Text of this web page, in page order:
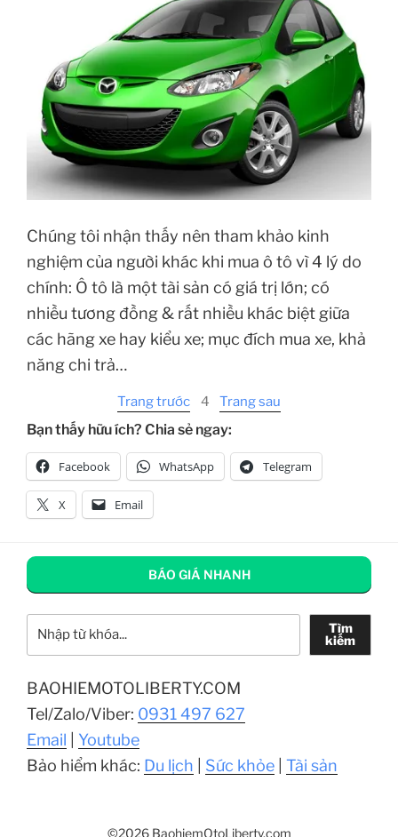
Chúng tôi nhận thấy nên tham khảo kinh
nghiệm của người khác khi mua ô tô vì 4 lý do
chính: Ô tô là một tài sản có giá trị lớn; có
nhiều tương đồng & rất nhiều khác biệt giữa
các hãng xe hay kiểu xe; mục đích mua xe, khả
năng chi trả…
Trang trước 4 Trang sau
Bạn thấy hữu ích? Chia sẻ ngay:
Facebook WhatsApp Telegram
X Email
BÁO GIÁ NHANH
Tìm
kiếm
BAOHIEMOTOLIBERTY.COM
Tel/Zalo/Viber: 0931 497 627
Email
Youtube
Bảo hiểm khác: Du lịch Sức khỏe Tài sản
©2026 BaohiemOtoLiberty.com